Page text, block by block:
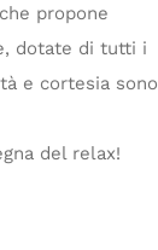
che propone
dotate di tutti i
e cortesia sono
del relax!